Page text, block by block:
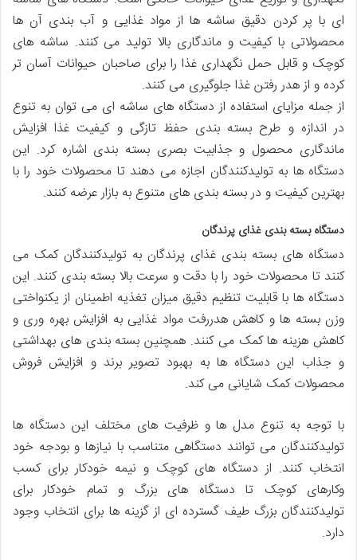
ای با پر کردن دقیق ساشه ها از مواد غذایی و آب بندی آن ها
محصولاتی با کیفیت و ماندگاری بالا تولید می کنند. ساشه های
کوچک و قابل حمل نگهداری غذا را برای صاحبان حیوانات آسان تر
کرده و از هدر رفتن غذا جلوگیری می کنند.
از جمله مزایای استفاده از دستگاه های ساشه ای می توان به تنوع
در اندازه و طرح بسته بندی حفظ تازگی و کیفیت غذا افزایش
ماندگاری محصول و جذابیت بصری بسته بندی اشاره کرد. این
دستگاه ها به تولیدکنندگان اجازه می دهند تا محصولات خود را با
بهترین کیفیت و در بسته بندی های متنوع به بازار عرضه کنند.
دستگاه بسته بندی غذای پرندگان
دستگاه های بسته بندی غذای پرندگان به تولیدکنندگان کمک می
کنند تا محصولات خود را با دقت و سرعت بالا بسته بندی کنند. این
دستگاه ها با قابلیت تنظیم دقیق میزان تغذیه اطمینان از یکنواختی
وزن بسته ها و کاهش هدررفت مواد غذایی به افزایش بهره وری و
کاهش هزینه ها کمک می کنند. همچنین بسته بندی های بهداشتی
و جذاب این دستگاه ها به بهبود تصویر برند و افزایش فروش
محصولات کمک شایانی می کند.
با توجه به تنوع مدل ها و ظرفیت های مختلف این دستگاه ها
تولیدکنندگان می توانند دستگاهی متناسب با نیازها و بودجه خود
انتخاب کنند. از دستگاه های کوچک و نیمه خودکار برای کسب
وکارهای کوچک تا دستگاه های بزرگ و تمام خودکار برای
تولیدکنندگان بزرگ طیف گسترده ای از گزینه ها برای انتخاب وجود
دارد.